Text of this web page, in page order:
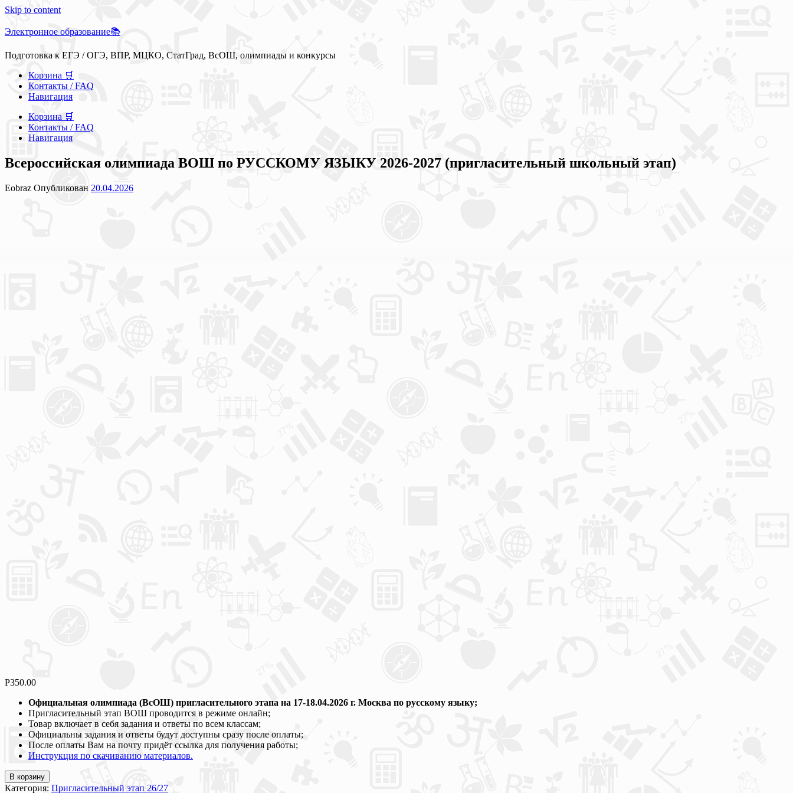
Skip to content
Электронное образование📚
Подготовка к ЕГЭ / ОГЭ, ВПР, МЦКО, СтатГрад, ВсОШ, олимпиады и конкурсы
Корзина 🛒
Контакты / FAQ
Навигация
Корзина 🛒
Контакты / FAQ
Навигация
Всероссийская олимпиада ВОШ по РУССКОМУ ЯЗЫКУ 2026-2027 (пригласительный школьный этап)
Eobraz Опубликован 20.04.2026
Р350.00
Официальная олимпиада (ВсОШ) пригласительного этапа на 17-18.04.2026 г. Москва по русскому языку;
Пригласительный этап ВОШ проводится в режиме онлайн;
Товар включает в себя задания и ответы по всем классам;
Официальны задания и ответы будут доступны сразу после оплаты;
После оплаты Вам на почту придёт ссылка для получения работы;
Инструкция по скачиванию материалов.
В корзину
Категория: Пригласительный этап 26/27